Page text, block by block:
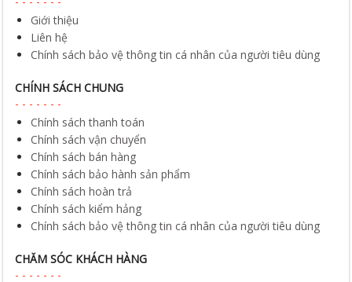
Giới thiệu
Liên hệ
Chính sách bảo vệ thông tin cá nhân của người tiêu dùng
CHÍNH SÁCH CHUNG
Chính sách thanh toán
Chính sách vận chuyển
Chính sách bán hàng
Chính sách bảo hành sản phẩm
Chính sách hoàn trả
Chính sách kiểm hảng
Chính sách bảo vệ thông tin cá nhân của người tiêu dùng
CHĂM SÓC KHÁCH HÀNG